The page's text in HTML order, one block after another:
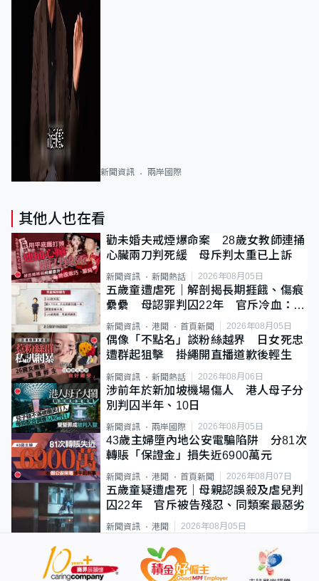
新聞資訊 兩岸國際
其他人也在看
勸未婚夫戒煙爆命案 28歲女教師連捅
心臟兩刀判死緩 母斥判太重已上訴
新聞資訊 新聞熱話 2026年08月05日
五歲童遭虐死｜解剖揭長期捱餓、傷痕
纍纍 母認罪判囚22年 官斥冷血：同
類案最惡劣
新聞資訊 港聞 首頁新聞 2026年08月05日
偶像「不點名」談粉絲越界 日女死忠
遭群起狙擊 掛繩開直播道歉後輕生
新聞資訊 新聞熱話 2026年08月06日
涉前年於新加坡機場傷人 港人母子分
別判囚半年、10日
新聞資訊 兩岸國際 2026年08月05日
43歲主婦墮內地公安電騙陷阱 分81次
轉賬「保證金」損失近6900萬元
新聞資訊 港聞 首頁新聞 2026年08月07日
五歲童疑遭虐死｜母親認誤殺及虐兒判
囚22年 官斥被告殘忍、同類案最惡劣
新聞資訊 港聞 2026年08月05日